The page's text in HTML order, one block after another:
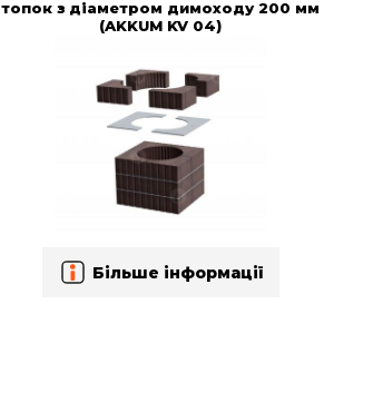
топок з діаметром димоходу 200 мм
(AKKUM KV 04)
Більше інформації